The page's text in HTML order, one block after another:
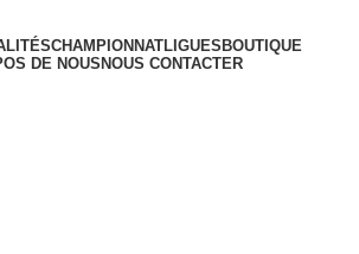
CHAMPIONNATLIGUES BOUTIQUE
DE NOUSNOUS CONTACTER